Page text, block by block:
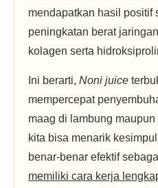
mendapatkan hasil positif
peningkatan berat
kolagen serta
Ini berarti, Noni juice
mempercepat
maag di lambung
kita bisa menarik
benar-benar efektif
memiliki cara kerja